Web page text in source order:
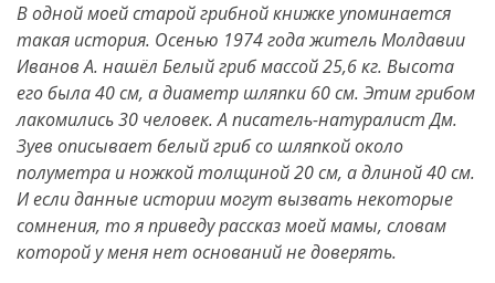
В одной моей старой грибной книжке упоминается
такая история. Осенью 1974 года житель Молдавии
Иванов А. нашёл Белый гриб массой 25,6 кг. Высота
его была 40 см, а диаметр шляпки 60 см. Этим грибом
лакомились 30 человек. А писатель-натуралист Дм.
Зуев описывает белый гриб со шляпкой около
полуметра и ножкой толщиной 20 см, а длиной 40 см.
И если данные истории могут вызвать некоторые
сомнения, то я приведу рассказ моей мамы, словам
которой у меня нет оснований не доверять.